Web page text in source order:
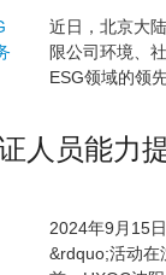
近日，北京大
限公司环境、
ESG领域的领
人员能力
2024年9月15
&rdquo;活动在